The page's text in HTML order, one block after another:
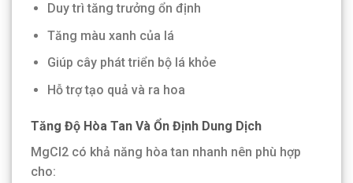
Duy trì tăng trưởng ổn định
Tăng màu xanh của lá
Giúp cây phát triển bộ lá khỏe
Hỗ trợ tạo quả và ra hoa
Tăng Độ Hòa Tan Và Ổn Định Dung Dịch
MgCl2 có khả năng hòa tan nhanh nên phù hợp
cho: